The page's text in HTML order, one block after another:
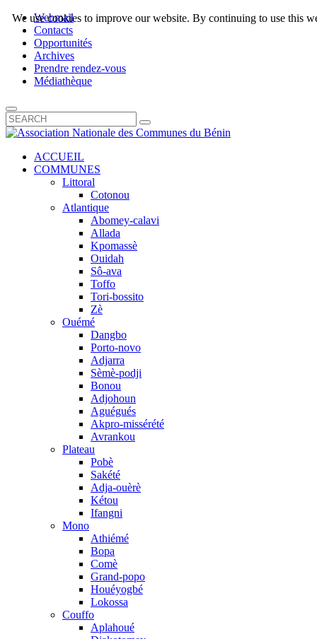
Webmail
Contacts
Opportunités
Archives
Prendre rendez-vous
Médiathèque
ACCUEIL
COMMUNES
Littoral
Cotonou
Atlantique
Abomey-calavi
Allada
Kpomassè
Ouidah
Sô-ava
Toffo
Tori-bossito
Zè
Ouémé
Dangbo
Porto-novo
Adjarra
Sèmè-podji
Bonou
Adjohoun
Aguégués
Akpro-missérété
Avrankou
Plateau
Pobè
Sakété
Adja-ouèrè
Kétou
Ifangni
Mono
Athiémé
Bopa
Comè
Grand-popo
Houéyogbé
Lokossa
Couffo
Aplahoué
We use cookies to improve our website. By continuing to use this